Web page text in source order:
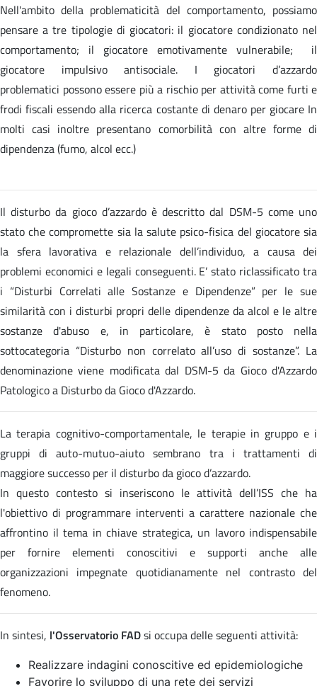
Nell'ambito della problematicità del comportamento, possiamo
pensare a tre tipologie di giocatori: il giocatore condizionato nel
comportamento; il giocatore emotivamente vulnerabile; il
giocatore impulsivo antisociale. I giocatori d’azzardo
problematici possono essere più a rischio per attività come furti e
frodi fiscali essendo alla ricerca costante di denaro per giocare In
molti casi inoltre presentano comorbilità con altre forme di
dipendenza (fumo, alcol ecc.)
Il disturbo da gioco d’azzardo è descritto dal DSM-5 come uno
stato che compromette sia la salute psico-fisica del giocatore sia
la sfera lavorativa e relazionale dell’individuo, a causa dei
problemi economici e legali conseguenti. E’ stato riclassificato tra
i “Disturbi Correlati alle Sostanze e Dipendenze” per le sue
similarità con i disturbi propri delle dipendenze da alcol e le altre
sostanze d'abuso e, in particolare, è stato posto nella
sottocategoria “Disturbo non correlato all’uso di sostanze”. La
denominazione viene modificata dal DSM-5 da Gioco d'Azzardo
Patologico a Disturbo da Gioco d'Azzardo.
La terapia cognitivo-comportamentale, le terapie in gruppo e i
gruppi di auto-mutuo-aiuto sembrano tra i trattamenti di
maggiore successo per il disturbo da gioco d’azzardo.
In questo contesto si inseriscono le attività dell’ISS che ha
l'obiettivo di programmare interventi a carattere nazionale che
affrontino il tema in chiave strategica, un lavoro indispensabile
per fornire elementi conoscitivi e supporti anche alle
organizzazioni impegnate quotidianamente nel contrasto del
fenomeno.
In sintesi, l'Osservatorio FADsi occupa delle seguenti attività:
Realizzare indagini conoscitive ed epidemiologiche
Favorire lo sviluppo di una rete dei servizi